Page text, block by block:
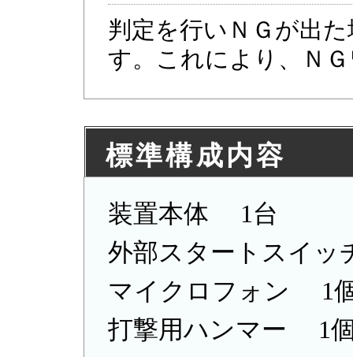
判定を行いＮＧが出
す。これにより、Ｎ
標準構成内容
装置本体 1台
外部スタートスイ
マイクロフォン 1
打撃用ハンマー 1